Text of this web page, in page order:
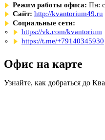
Режим работы офиса: Пн:
Сайт: http://kvantorium49.ru
Социальные сети:
https://vk.com/kvantorium
https://t.me/+79140345930
Офис на карте
Узнайте, как добраться до